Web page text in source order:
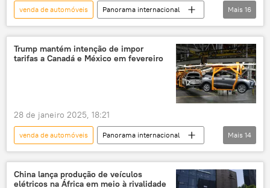
venda de automóveis
Panorama internacional
Américas
Donald Trump
Estados Unidos
Ursula von der Leyen
Comissão Europeia
Europa
Economia
taxas
indústria automobilística
carros
Mais 16
Trump mantém intenção de impor
tarifas a Canadá e México em fevereiro
28 de janeiro 2025, 18:21
venda de automóveis
Panorama internacional
Américas
Economia
Donald Trump
Justin Trudeau
Mais 14
China lança produção de veículos
elétricos na África em meio à rivalidade